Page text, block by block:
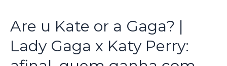
Are u Kate or a Gaga? |
Lady Gaga x Katy Perry: